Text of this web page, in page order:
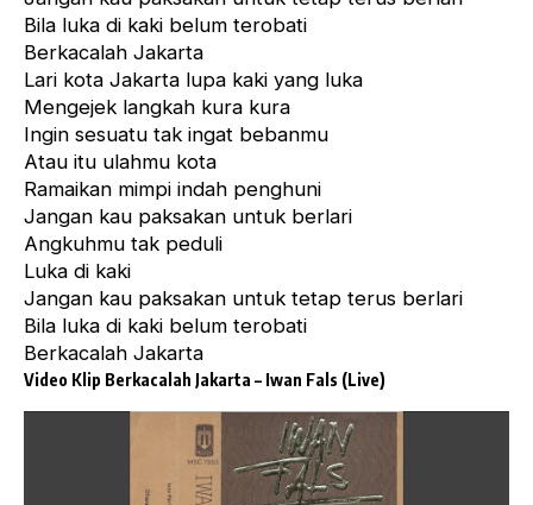
Bila luka di kaki belum terobati
Berkacalah Jakarta
Lari kota Jakarta lupa kaki yang luka
Mengejek langkah kura kura
Ingin sesuatu tak ingat bebanmu
Atau itu ulahmu kota
Ramaikan mimpi indah penghuni
Jangan kau paksakan untuk berlari
Angkuhmu tak peduli
Luka di kaki
Jangan kau paksakan untuk tetap terus berlari
Bila luka di kaki belum terobati
Berkacalah Jakarta
Video Klip Berkacalah Jakarta – Iwan Fals (Live)